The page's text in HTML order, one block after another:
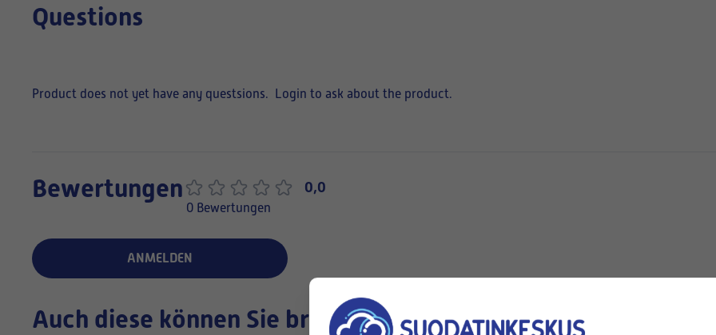
Questions
Product does not yet have any questsions. Login to ask about the product.
Bewertungen 0,0
0 Bewertungen
ANMELDEN
Auch diese können Sie brauchen